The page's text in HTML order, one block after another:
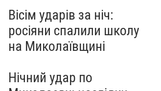
Вісім ударів за ніч:
росіяни спалили школу
на Миколаївщині
Нічний удар по